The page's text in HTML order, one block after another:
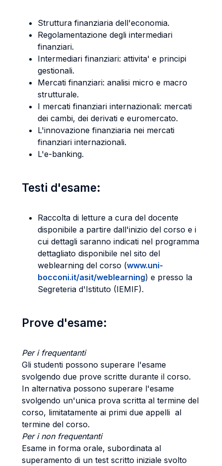
Struttura finanziaria dell'economia.
Regolamentazione degli intermediari
finanziari.
Intermediari finanziari: attivita' e principi
gestionali.
Mercati finanziari: analisi micro e macro
strutturale.
I mercati finanziari internazionali: mercati
dei cambi, dei derivati e euromercato.
L'innovazione finanziaria nei mercati
finanziari internazionali.
L'e-banking.
Testi d'esame:
Raccolta di letture a cura del docente
disponibile a partire dall'inizio del corso e i
cui dettagli saranno indicati nel programma
dettagliato disponibile nel sito del
weblearning del corso (www.uni-
bocconi.it/asit/weblearning) e presso la
Segreteria d'Istituto (IEMIF).
Prove d'esame:
Per i frequentanti
Gli studenti possono superare l'esame
svolgendo due prove scritte durante il corso.
In alternativa possono superare l'esame
svolgendo un'unica prova scritta al termine del
corso, limitatamente ai primi due appelli al
termine del corso.
Per i non frequentanti
Esame in forma orale, subordinata al
superamento di un test scritto iniziale svolto